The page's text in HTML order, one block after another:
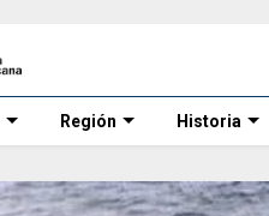
Región Historia